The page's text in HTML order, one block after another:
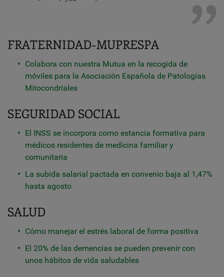
FRATERNIDAD-MUPRESPA
Colabora con nuestra Mutua en la recogida de
móviles para la Asociación Española de Patologías
Mitocondriales
SEGURIDAD SOCIAL
El INSS se incorpora como estancia formativa para
médicos residentes de medicina familiar y
comunitaria
La subida salarial pactada en convenio baja al 1,47%
hasta agosto
SALUD
Cómo manejar el estrés laboral de forma positiva
El 20% de las demencias se pueden prevenir con
unos hábitos de vida saludables